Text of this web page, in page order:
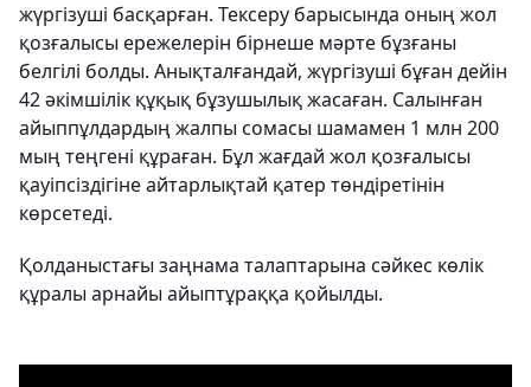
жүргізуші басқарған. Тексеру барысында оның жол
қозғалысы ережелерін бірнеше мәрте бұзғаны
белгілі болды. Анықталғандай, жүргізуші бұған дейін
42 әкімшілік құқық бұзушылық жасаған. Салынған
айыппұлдардың жалпы сомасы шамамен 1 млн 200
мың теңгені құраған. Бұл жағдай жол қозғалысы
қауіпсіздігіне айтарлықтай қатер төндіретінін
көрсетеді.
Қолданыстағы заңнама талаптарына сәйкес көлік
құралы арнайы айыптұраққа қойылды.